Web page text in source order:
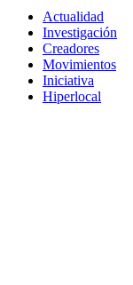
Actualidad
Investigación
Creadores
Movimientos
Iniciativa
Hiperlocal